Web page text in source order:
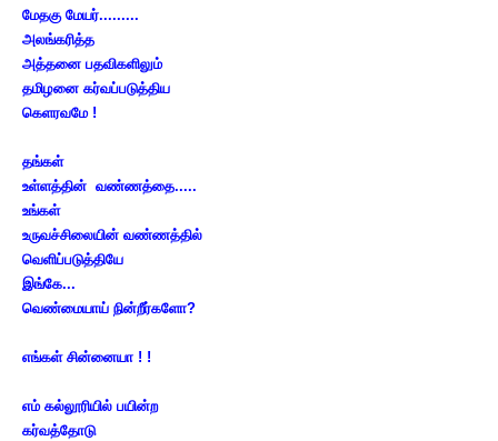
மேதகு மேயர்.........
அலங்கரித்த
அத்தனை பதவிகளிலும்
தமிழனை கர்வப்படுத்திய
கெளரவமே !
தங்கள்
உள்ளத்தின் வண்ணத்தை.....
உங்கள்
உருவச்சிலையின் வண்ணத்தில்
வெளிப்படுத்தியே
இங்கே...
வெண்மையாய் நின்றீர்களோ?
எங்கள் சின்னையா ! !
எம் கல்லூரியில் பயின்ற
கர்வத்தோடு